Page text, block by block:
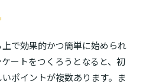
で効果的かつ簡単に始められ
ートをつくろうとなると、初
ポイントが複数あります。ま